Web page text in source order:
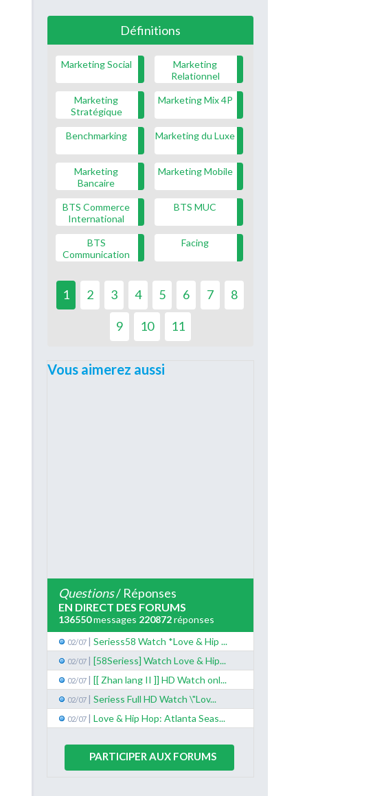
Définitions
Marketing Social
Marketing
Relationnel
Marketing
Stratégique
Marketing Mix 4P
Benchmarking Marketing du Luxe
Marketing
Bancaire
Marketing Mobile
BTS Commerce
International
BTS MUC
BTS
Communication
Facing
1 2 3 4 5 6 7 8
9 10 11
Vous aimerez aussi
Questions/ Réponses
EN DIRECT DES FORUMS
136550messages 220872réponses
02/07 | Seriess58 Watch *Love & Hip ...
02/07 | [58Seriess] Watch Love & Hip...
02/07 | [[ Zhan lang II ]] HD Watch onl...
02/07 | Seriess Full HD Watch \"Lov...
02/07 | Love & Hip Hop: Atlanta Seas...
PARTICIPER AUX FORUMS